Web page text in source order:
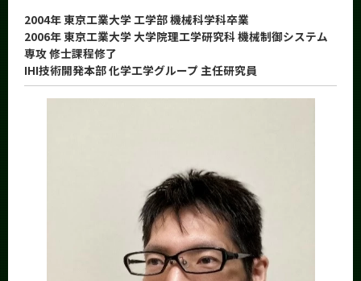
2004年 東京工業大学 工学部 機械科学科卒業
2006年 東京工業大学 大学院理工学研究科 機械制御システム
専攻 修士課程修了
IHI技術開発本部 化学工学グループ 主任研究員
イベントカレンダー
Event Calendar
学内向け情報
系詳細情報
CLOSE